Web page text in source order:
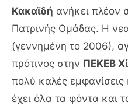
Κακαϊδή ανήκει πλέον
Πατρινής Ομάδας. Η
(γεννημένη το 2006),
πρότινος στην ΠΕΚΕΒ
πολύ καλές εμφανίσεις
έχει όλα τα φόντα και